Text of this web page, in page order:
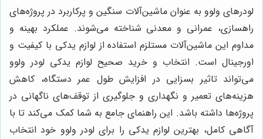
لودرهای ولوو به عنوان ماشین‌آلات سنگین و پرکاربرد در پروژه‌های
راهسازی، عمرانی و معدنی شناخته می‌شوند. عملکرد بهینه و
مداوم این ماشین‌آلات مستلزم استفاده از لوازم یدکی با کیفیت و
اورجینال است. انتخاب و خرید صحیح لوازم یدکی لودر ولوو
می‌تواند تاثیر بسزایی در افزایش طول عمر دستگاه، کاهش
هزینه‌های تعمیر و نگهداری و جلوگیری از توقف‌های ناگهانی در
پروژه‌ها داشته باشد. این راهنمای جامع به شما کمک می‌کند تا با
آگاهی کامل، بهترین لوازم یدکی را برای لودر ولوو خود انتخاب